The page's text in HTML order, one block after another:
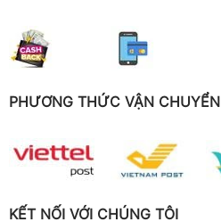
PHƯƠNG THỨC VẬN CHUYỂN
KẾT NỐI VỚI CHÚNG TÔI